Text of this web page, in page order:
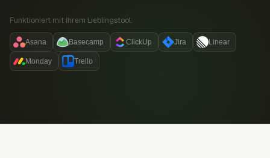
Funktioniert mit Ihrem Lieblingstool:
Asana Basecamp ClickUp Jira Linear
Monday Trello